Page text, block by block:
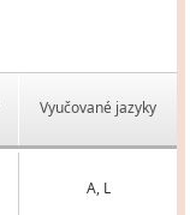
Vyučované jazyky
A, L